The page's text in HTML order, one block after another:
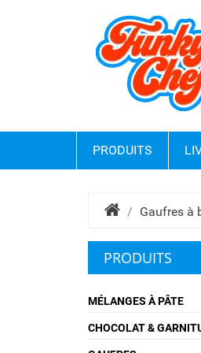
PRODUITS
Gaufres à
PRODUITS
MÉLANGES À PÂTE
CHOCOLAT &